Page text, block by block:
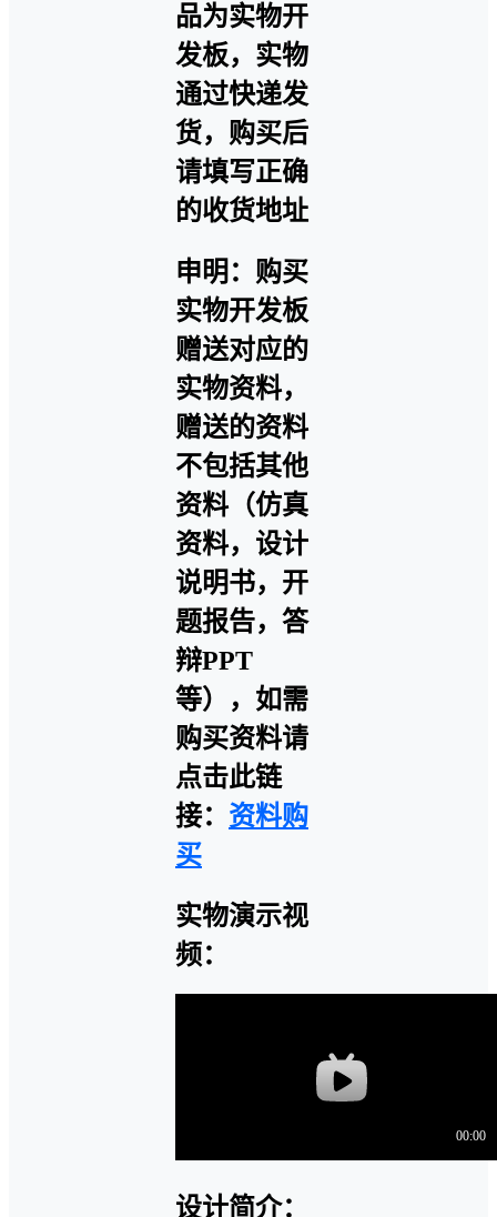
品为实物开
发板，实物
通过快递发
货，购买后
请填写正确
的收货地址
申明：购买
实物开发板
赠送对应的
实物资料，
赠送的资料
不包括其他
资料（仿真
资料，设计
说明书，开
题报告，答
辩PPT
等），如需
购买资料请
点击此链
接： 资料购
买
实物演示视
频：
设计简介：